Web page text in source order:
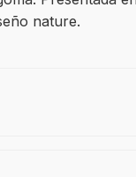
nature.